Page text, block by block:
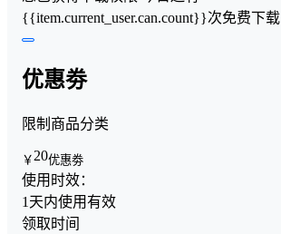
{{item.current_user.can.count}}次免费下载
优惠劵
限制商品分类
￥ 20优惠劵
使用时效：
1天内使用有效
领取时间